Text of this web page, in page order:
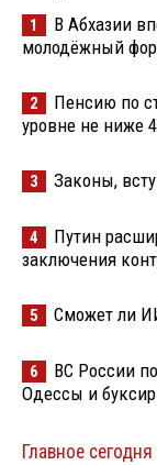
1
В Абхазии
молодёжный
2
Пенсию по
уровне не ниже
3 Законы,
4
Путин
заключения
5 Сможет ли
6
ВС России
Одессы и
Главное сегодня